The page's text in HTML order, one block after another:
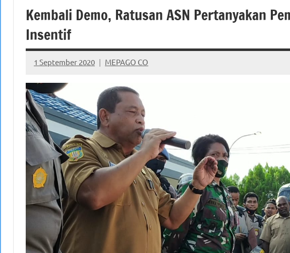
Kembali Demo, Ratusan ASN Pertanyakan
Insentif
1 September 2020 MEPAGO CO
No
comments